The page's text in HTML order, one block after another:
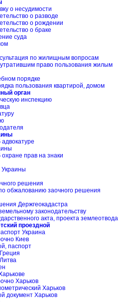
о несудимости
о разводе
о рождении
о браке
суда
по жилищным вопросам
право пользования жилым
порядке
пользования квартирой, домом
орган
инспекцию
прав на знаки
решения
обжалованию заочного решения
Держгеокадастра
законодательству
акта, проекта землеотвода
проездной
Украина
Киев
паспорт
Харьков
Харьков
документ Харьков